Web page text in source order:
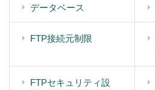
データベース
FTP接続元制限
FTPセキュリティ設